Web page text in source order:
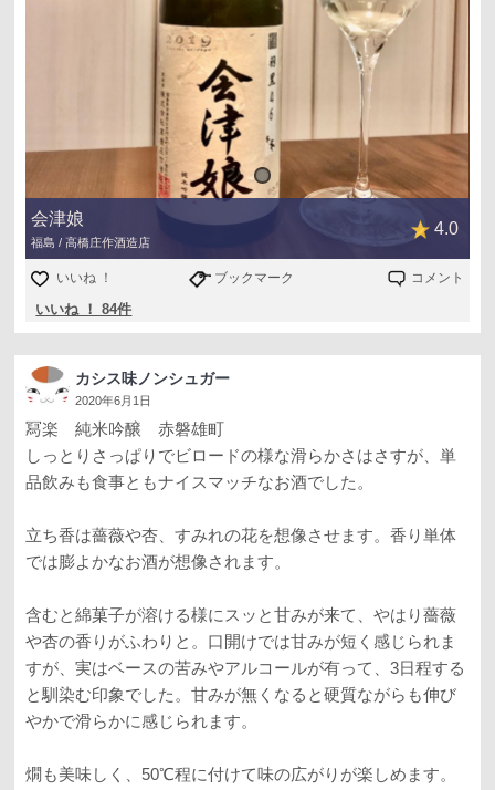
会津娘
福島 / 高橋庄作酒造店
4.0
いいね ！ ブックマーク コメント
いいね ！ 84件
カシス味ノンシュガー
2020年6月1日
冩楽 純米吟醸 赤磐雄町
しっとりさっぱりでビロードの様な滑らかさはさすが、単
品飲みも食事ともナイスマッチなお酒でした。
立ち香は薔薇や杏、すみれの花を想像させます。香り単体
では膨よかなお酒が想像されます。
含むと綿菓子が溶ける様にスッと甘みが来て、やはり薔薇
や杏の香りがふわりと。口開けでは甘みが短く感じられま
すが、実はベースの苦みやアルコールが有って、3日程する
と馴染む印象でした。甘みが無くなると硬質ながらも伸び
やかで滑らかに感じられます。
燗も美味しく、50℃程に付けて味の広がりが楽しめます。